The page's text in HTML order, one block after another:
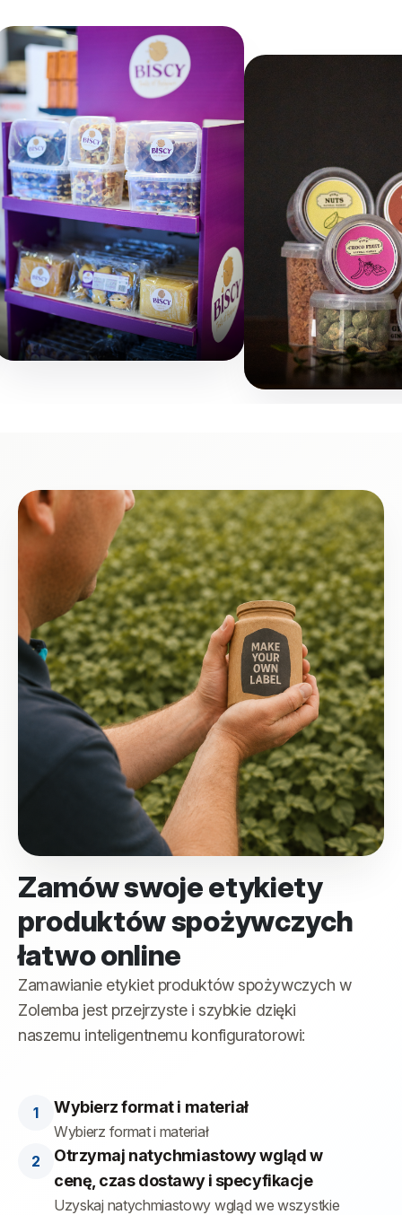
Zamów swoje etykiety
produktów spożywczych
łatwo online
Zamawianie etykiet produktów spożywczych w
Zolemba jest przejrzyste i szybkie dzięki
naszemu inteligentnemu konfiguratorowi:
Wybierz format i materiał
Wybierz format i materiał
Otrzymaj natychmiastowy wgląd w
cenę, czas dostawy i specyfikacje
Uzyskaj natychmiastowy wgląd we wszystkie